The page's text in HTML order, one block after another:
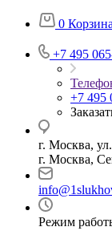
0 Корзина
+7 495
+7 495
г. Москва,
г. Москва,
Режим